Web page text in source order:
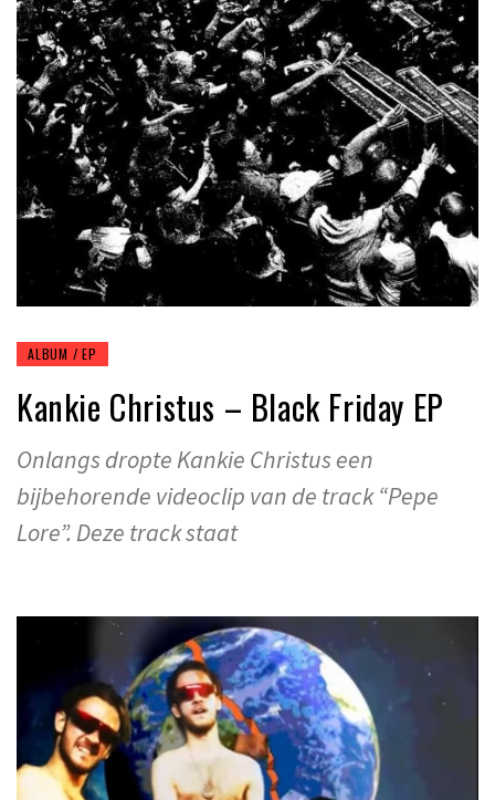
ALBUM / EP
Kankie Christus – Black Friday EP
Onlangs dropte Kankie Christus een
bijbehorende videoclip van de track “Pepe
Lore”. Deze track staat